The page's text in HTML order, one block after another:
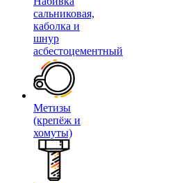
сальниковая,
каболка и
шнур
асбестоцементный
Метизы
(крепёж и
хомуты)